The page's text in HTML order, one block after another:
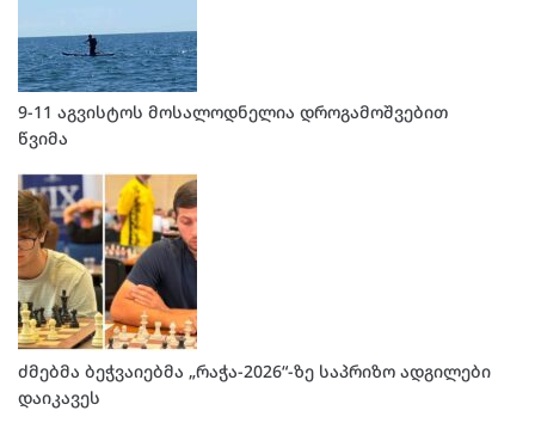
9-11 აგვისტოს მოსალოდნელია დროგამოშვებით
წვიმა
ძმებმა ბეჭვაიებმა „რაჭა-2026“-ზე საპრიზო ადგილები
დაიკავეს